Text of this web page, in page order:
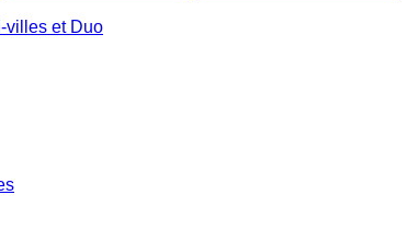
villes et Duo